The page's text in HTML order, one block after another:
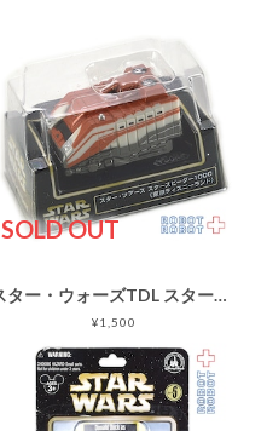
SOLD OUT
スター・ウォーズTDL スター・ツアーズ チョロQ スタースピーダー1000
¥1,500